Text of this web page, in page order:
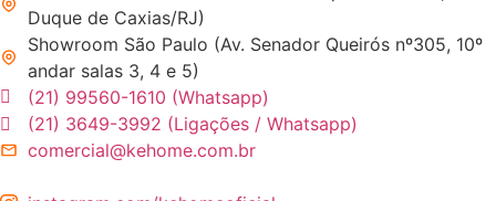
Duque de Caxias/RJ)
Showroom São Paulo (Av. Senador Queirós nº305, 10º
andar salas 3, 4 e 5)
(21) 99560-1610 (Whatsapp)
(21) 3649-3992 (Ligações / Whatsapp)
comercial@kehome.com.br